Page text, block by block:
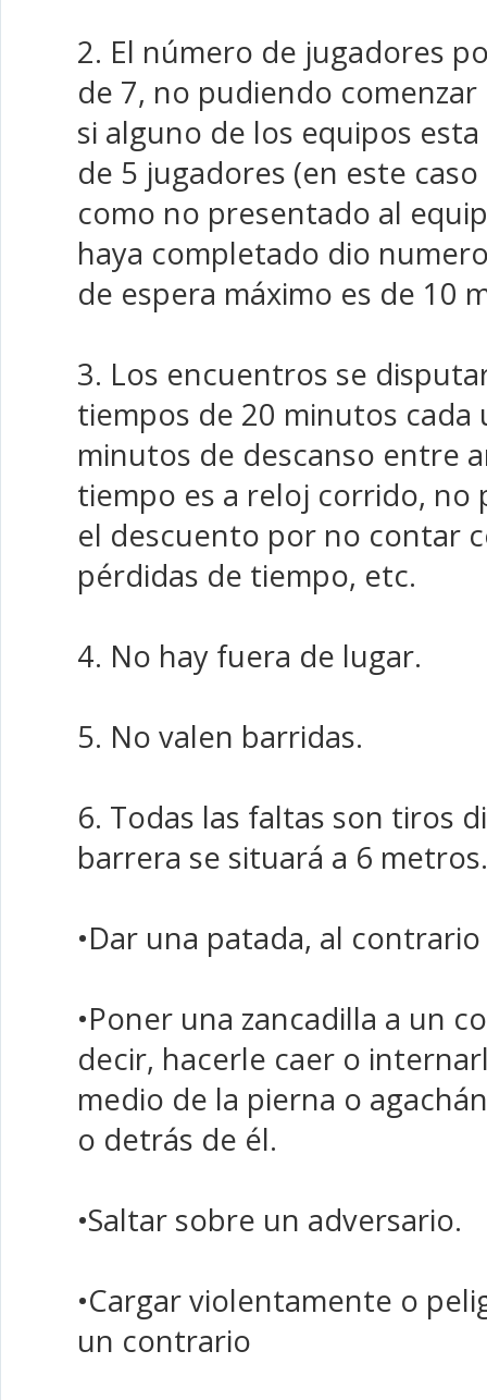
2. El número de jugadores
de 7, no pudiendo
si alguno de los equipos
de 5 jugadores (en este
como no presentado al
haya completado dio
de espera máximo es de 10
3. Los encuentros se
tiempos de 20 minutos cada
minutos de descanso entre
tiempo es a reloj corrido, no
el descuento por no contar
pérdidas de tiempo, etc.
4. No hay fuera de lugar.
5. No valen barridas.
6. Todas las faltas son tiros
barrera se situará a 6 metros.
•Dar una patada, al contrario
•Poner una zancadilla a un
decir, hacerle caer o
medio de la pierna o
o detrás de él.
•Saltar sobre un adversario.
•Cargar violentamente o
un contrario